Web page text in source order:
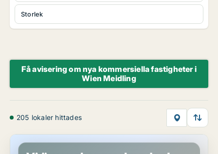
Storlek
Få avisering om nya kommersiella fastigheter i
Wien Meidling
205 lokaler hittades
Kontor i Wien Meidling, Wien